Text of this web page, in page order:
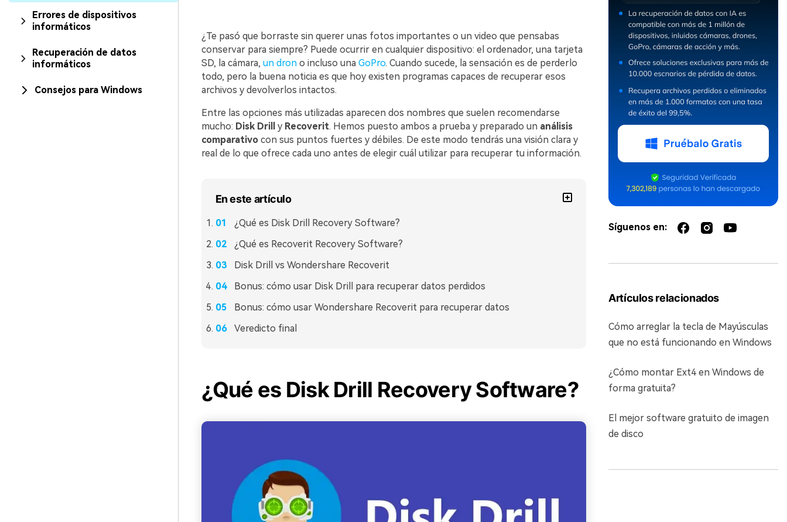
Errores de dispositivos
informáticos
Recuperación de datos
informáticos
Consejos para Windows
¿Te pasó que borraste sin querer unas fotos importantes o un video que pensabas
conservar para siempre? Puede ocurrir en cualquier dispositivo: el ordenador, una tarjeta
SD, la cámara, un drono incluso una GoPro. Cuando sucede, la sensación es de perderlo
todo, pero la buena noticia es que hoy existen programas capaces de recuperar esos
archivos y devolverlos intactos.
Entre las opciones más utilizadas aparecen dos nombres que suelen recomendarse
mucho: Disk Drill y Recoverit. Hemos puesto ambos a prueba y preparado un análisis
comparativocon sus puntos fuertes y débiles. De este modo tendrás una visión clara y
real de lo que ofrece cada uno antes de elegir cuál utilizar para recuperar tu información.
En este artículo
¿Qué es Disk Drill Recovery Software?
¿Qué es Recoverit Recovery Software?
Disk Drill vs Wondershare Recoverit
Bonus: cómo usar Disk Drill para recuperar datos perdidos
Bonus: cómo usar Wondershare Recoverit para recuperar datos
Veredicto final
¿Qué es Disk Drill Recovery Software?
Síguenos en:
Artículos relacionados
Cómo arreglar la tecla de Mayúsculas
que no está funcionando en Windows
¿Cómo montar Ext4 en Windows de
forma gratuita?
El mejor software gratuito de imagen
de disco